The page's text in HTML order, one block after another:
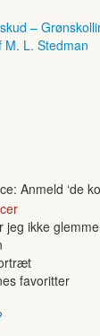
–
M. L. Stedman
Anmeld ‘de
jeg ikke
favoritter